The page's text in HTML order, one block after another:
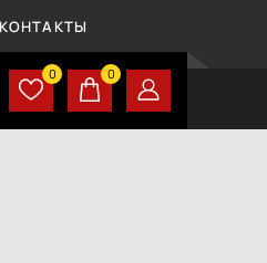
КОНТАКТЫ
0 0